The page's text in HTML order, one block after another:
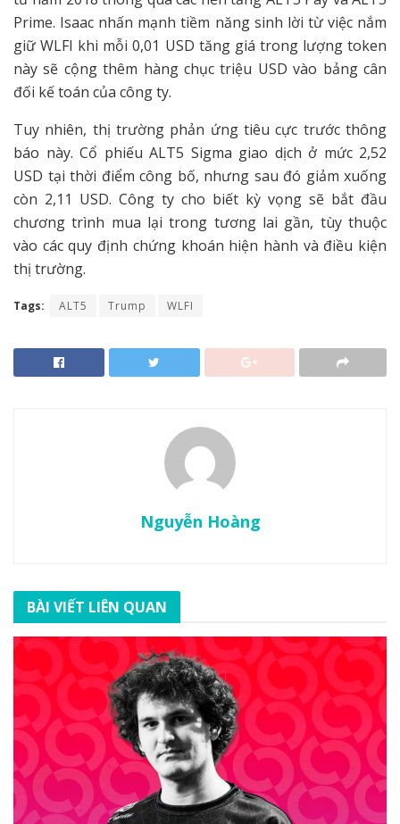
Prime. Isaac nhấn mạnh tiềm năng sinh lời từ việc nắm
giữ WLFI khi mỗi 0,01 USD tăng giá trong lượng token
này sẽ cộng thêm hàng chục triệu USD vào bảng cân
đối kế toán của công ty.
Tuy nhiên, thị trường phản ứng tiêu cực trước thông
báo này. Cổ phiếu ALT5 Sigma giao dịch ở mức 2,52
USD tại thời điểm công bố, nhưng sau đó giảm xuống
còn 2,11 USD. Công ty cho biết kỳ vọng sẽ bắt đầu
chương trình mua lại trong tương lai gần, tùy thuộc
vào các quy định chứng khoán hiện hành và điều kiện
thị trường.
Tags: ALT5 Trump WLFI
Nguyễn Hoàng
BÀI VIẾT LIÊN QUAN